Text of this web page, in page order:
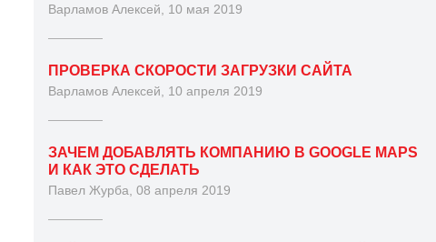
Варламов Алексей, 10 мая 2019
ПРОВЕРКА СКОРОСТИ ЗАГРУЗКИ САЙТА
Варламов Алексей, 10 апреля 2019
ЗАЧЕМ ДОБАВЛЯТЬ КОМПАНИЮ В GOOGLE MAPS
И КАК ЭТО СДЕЛАТЬ
Павел Журба, 08 апреля 2019